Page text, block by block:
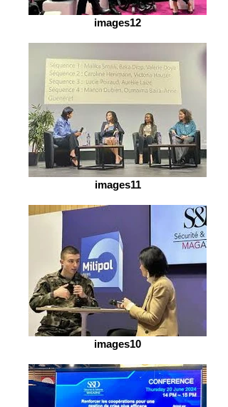
images12
images11
images10